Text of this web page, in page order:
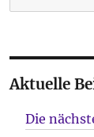
Aktuelle
Die